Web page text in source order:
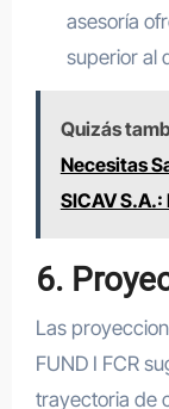
asesoría
superior al
Quizás
Necesitas
SICAV
6.
Las
FUND I FCR
trayectoria de